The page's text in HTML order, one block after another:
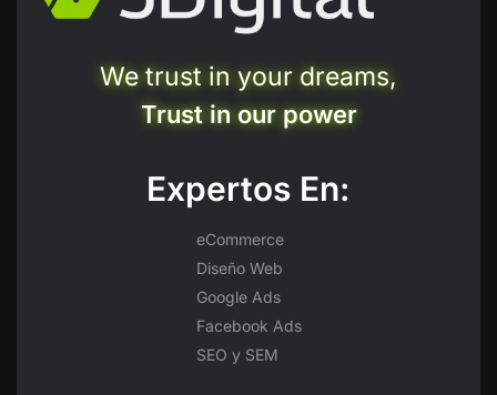
We trust in your dreams,
Trust in our power
Expertos En:
eCommerce
Diseño Web
Google Ads
Facebook Ads
SEO y SEM